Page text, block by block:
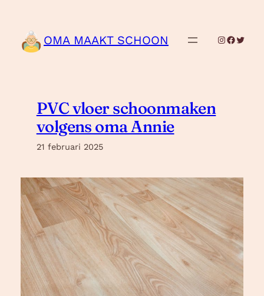
inhoud
OMA MAAKT SCHOON Instagram
PVC vloer schoonmaken
volgens oma Annie
21 februari 2025